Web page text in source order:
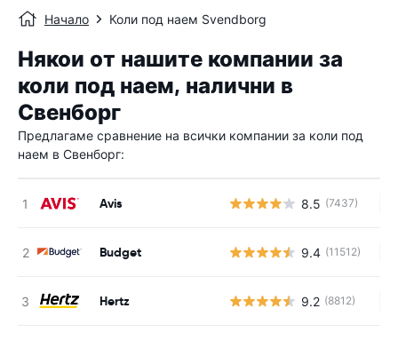
Начало Коли под наем Svendborg
Някои от нашите компании за
коли под наем, налични в
Свенборг
Предлагаме сравнение на всички компании за коли под
наем в Свенборг:
Avis 8.5 (7437)
Budget 9.4 (11512)
Hertz 9.2 (8812)